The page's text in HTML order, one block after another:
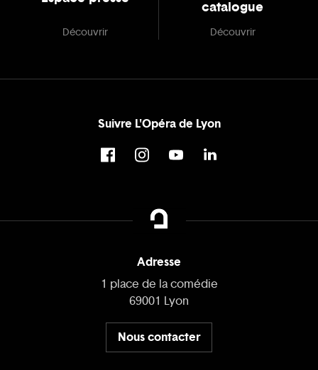
Découvrir
catalogue
Découvrir
Suivre L'Opéra de Lyon
Adresse
1 place de la comédie
69001 Lyon
Nous contacter